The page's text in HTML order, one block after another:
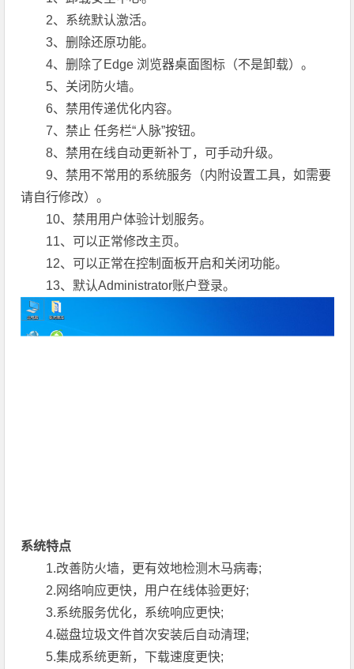
2、系统默认激活。
3、删除还原功能。
4、删除了Edge 浏览器桌面图标（不是卸载）。
5、关闭防火墙。
6、禁用传递优化内容。
7、禁止 任务栏“人脉”按钮。
8、禁用在线自动更新补丁，可手动升级。
9、禁用不常用的系统服务（内附设置工具，如需要
请自行修改）。
10、禁用用户体验计划服务。
11、可以正常修改主页。
12、可以正常在控制面板开启和关闭功能。
13、默认Administrator账户登录。
系统特点
1.改善防火墙，更有效地检测木马病毒;
2.网络响应更快，用户在线体验更好;
3.系统服务优化，系统响应更快;
4.磁盘垃圾文件首次安装后自动清理;
5.集成系统更新，下载速度更快;